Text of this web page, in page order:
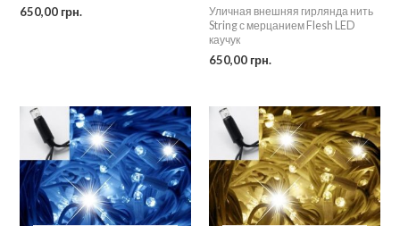
650,00 грн.
Уличная внешняя гирлянда нить
String с мерцанием Flesh LED
каучук
650,00 грн.